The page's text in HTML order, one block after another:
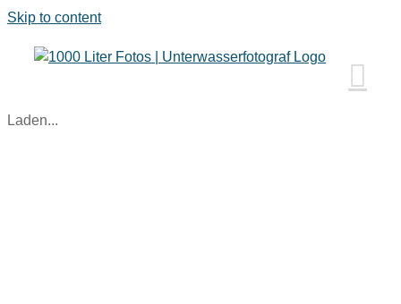
Skip to content
Laden...